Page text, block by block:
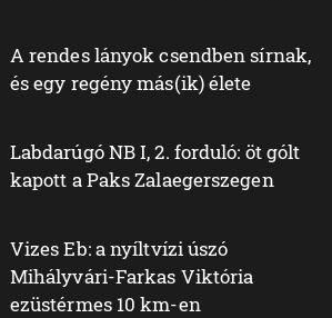
A rendes lányok csendben sírnak,
és egy regény más(ik) élete
Labdarúgó NB I, 2. forduló: öt gólt
kapott a Paks Zalaegerszegen
Vizes Eb: a nyíltvízi úszó
Mihályvári-Farkas Viktória
ezüstérmes 10 km-en